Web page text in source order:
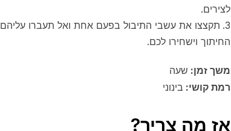
לצירים.
תקצצו את עשבי התיבול בפעם אחת ואל תעברו
החיתוך וישחירו לכם.
משך זמן: שעה
רמת קושי: בינוני
אז מה צריך?